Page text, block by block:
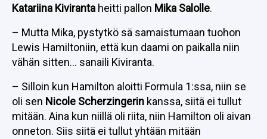
Katariina Kiviranta heitti pallon Mika Salolle.
– Mutta Mika, pystytkö sä samaistumaan tuohon
Lewis Hamiltoniin, että kun daami on paikalla niin
vähän sitten… sanaili Kiviranta.
– Silloin kun Hamilton aloitti Formula 1:ssa, niin se
oli sen Nicole Scherzingerin kanssa, siitä ei tullut
mitään. Aina kun niillä oli riita, niin Hamilton oli aivan
onneton. Siis siitä ei tullut yhtään mitään